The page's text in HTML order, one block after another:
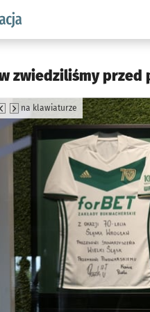
Sport i rekreacja
zwiedziliśmy
na klawiaturze